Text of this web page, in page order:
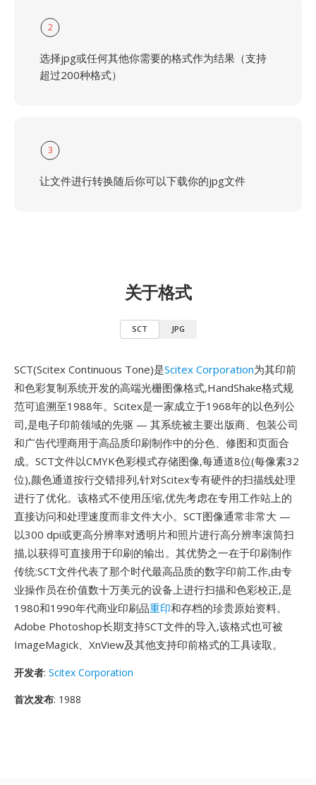
2
选择jpg或任何其他你需要的格式作为结果（支持
超过200种格式）
3
让文件进行转换随后你可以下载你的jpg文件
关于格式
SCT JPG
SCT(Scitex Continuous Tone)是Scitex Corporation为其印前
和色彩复制系统开发的高端光栅图像格式,HandShake格式规
范可追溯至1988年。Scitex是一家成立于1968年的以色列公
司,是电子印前领域的先驱 — 其系统被主要出版商、包装公司
和广告代理商用于高品质印刷制作中的分色、修图和页面合
成。SCT文件以CMYK色彩模式存储图像,每通道8位(每像素32
位),颜色通道按行交错排列,针对Scitex专有硬件的扫描线处理
进行了优化。该格式不使用压缩,优先考虑在专用工作站上的
直接访问和处理速度而非文件大小。SCT图像通常非常大 —
以300 dpi或更高分辨率对透明片和照片进行高分辨率滚筒扫
描,以获得可直接用于印刷的输出。其优势之一在于印刷制作
传统:SCT文件代表了那个时代最高品质的数字印前工作,由专
业操作员在价值数十万美元的设备上进行扫描和色彩校正,是
1980和1990年代商业印刷品重印和存档的珍贵原始资料。
Adobe Photoshop长期支持SCT文件的导入,该格式也可被
ImageMagick、XnView及其他支持印前格式的工具读取。
开发者: Scitex Corporation
首次发布: 1988